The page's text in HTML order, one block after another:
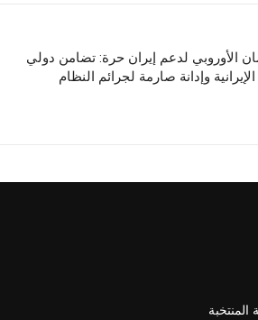
الأوروبي لدعم إيران حرة: تضامن دولي
وإدانة صارمة لجرائم النظام
المنتخبة